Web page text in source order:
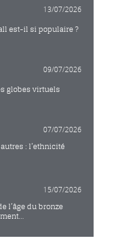
13/07/2026
est-il si populaire ?
09/07/2026
globes virtuels
07/07/2026
: l’ethnicité
15/07/2026
l’âge du bronze